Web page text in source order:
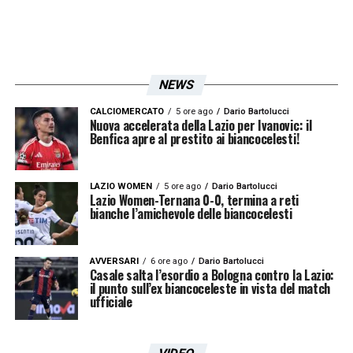
NEWS
CALCIOMERCATO 5 ore ago Dario Bartolucci
Nuova accelerata della Lazio per Ivanovic: il
Benfica apre al prestito ai biancocelesti!
LAZIO WOMEN 5 ore ago Dario Bartolucci
Lazio Women-Ternana 0-0, termina a reti
bianche l’amichevole delle biancocelesti
AVVERSARI 6 ore ago Dario Bartolucci
Casale salta l’esordio a Bologna contro la Lazio:
il punto sull’ex biancoceleste in vista del match
ufficiale